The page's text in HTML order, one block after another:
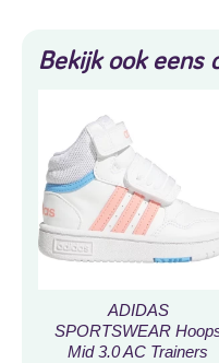
Bekijk ook eens
ADIDAS
SPORTSWEAR
Mid 3.0 AC Trainers